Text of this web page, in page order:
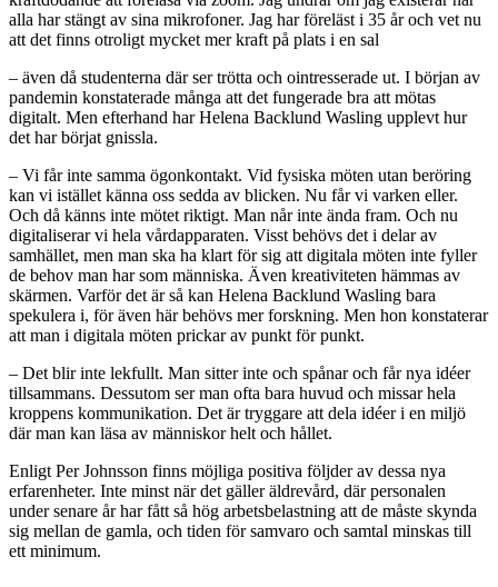
alla har stängt av sina mikrofoner. Jag har föreläst i 35 år och vet nu
att det finns otroligt mycket mer kraft på plats i en sal
– även då studenterna där ser trötta och ointresserade ut. I början av
pandemin konstaterade många att det fungerade bra att mötas
digitalt. Men efterhand har Helena Backlund Wasling upplevt hur
det har börjat gnissla.
– Vi får inte samma ögonkontakt. Vid fysiska möten utan beröring
kan vi istället känna oss sedda av blicken. Nu får vi varken eller.
Och då känns inte mötet riktigt. Man når inte ända fram. Och nu
digitaliserar vi hela vårdapparaten. Visst behövs det i delar av
samhället, men man ska ha klart för sig att digitala möten inte fyller
de behov man har som människa. Även kreativiteten hämmas av
skärmen. Varför det är så kan Helena Backlund Wasling bara
spekulera i, för även här behövs mer forskning. Men hon konstaterar
att man i digitala möten prickar av punkt för punkt.
– Det blir inte lekfullt. Man sitter inte och spånar och får nya idéer
tillsammans. Dessutom ser man ofta bara huvud och missar hela
kroppens kommunikation. Det är tryggare att dela idéer i en miljö
där man kan läsa av människor helt och hållet.
Enligt Per Johnsson finns möjliga positiva följder av dessa nya
erfarenheter. Inte minst när det gäller äldrevård, där personalen
under senare år har fått så hög arbetsbelastning att de måste skynda
sig mellan de gamla, och tiden för samvaro och samtal minskas till
ett minimum.